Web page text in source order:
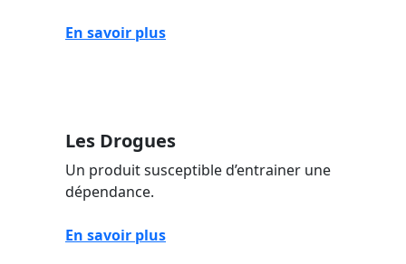
En savoir plus
Les Drogues
Un produit susceptible d’entrainer une
dépendance.
En savoir plus